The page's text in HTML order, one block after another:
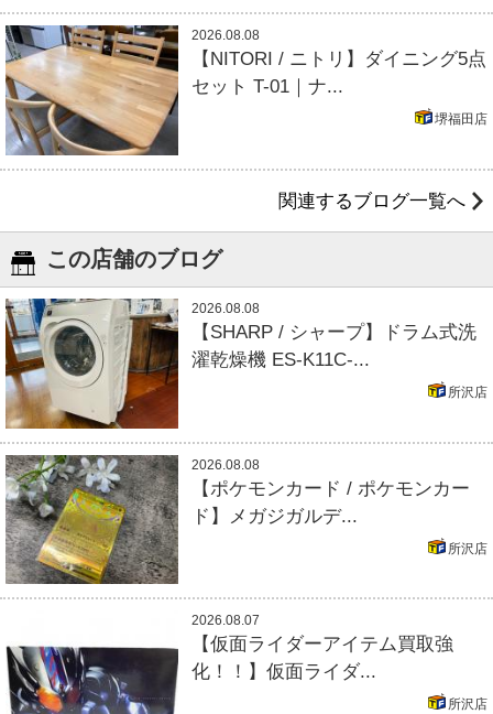
2026.08.08
【NITORI / ニトリ】ダイニング5点
セット T-01｜ナ...
堺福田店
関連するブログ一覧へ
この店舗のブログ
2026.08.08
【SHARP / シャープ】ドラム式洗
濯乾燥機 ES-K11C-...
所沢店
2026.08.08
【ポケモンカード / ポケモンカー
ド】メガジガルデ...
所沢店
2026.08.07
【仮面ライダーアイテム買取強
化！！】仮面ライダ...
所沢店